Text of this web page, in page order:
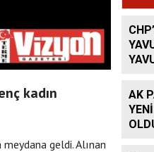
kadın
geldi. Alınan
AK